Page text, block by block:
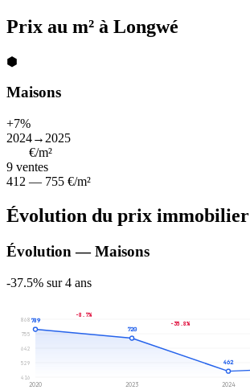
Prix au m² à Longwé
⬢
Maisons
+7%
2024→2025
€/m²
9 ventes
412 — 755 €/m²
Évolution du prix immobilier
Évolution — Maisons
-37.5% sur 4 ans
416
529
642
755
868 789
2020
720
2023
462
2024
-8.7%
-35.8%